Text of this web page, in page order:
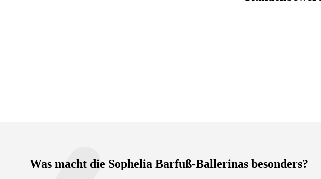
Was macht die Sophelia Barfuß-Ballerinas besonders?